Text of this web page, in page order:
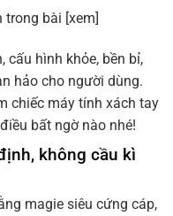
trong bài [xem]
cấu hình khỏe, bền bỉ,
hảo cho người dùng.
chiếc máy tính xách tay
bất ngờ nào nhé!
không cầu kì
magie siêu cứng cáp,